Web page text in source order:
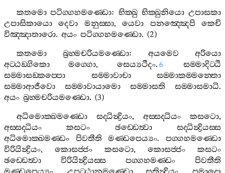
කතමො පටිග‍්ගහමණ‍්ඩො:භික‍්ඛු භික‍්ඛුනියො උපාසකා
උපාසිකායො
දෙවා මනුස‍්සා,යෙවා පනඤ‍්ඤෙපි
කෙචි
විඤ‍්ඤාතාරො. අයං පටිග‍්ගහමණ‍්ඩො. (2)
කතමො
බ්‍රහ‍්මචරියමණ‍්ඩො: අයමෙව
අරියො
අට‍්ඨඞ‍්ගිකො
මග‍්ගො, සෙය්‍යථීදං. 6
සම‍්මාදිට‍්ඨි
සම‍්මාසඞ‍්කප‍්පො
සම‍්මාවාචා
සම‍්මාකම‍්මන‍්තො
සම‍්මාආජීවො
සම‍්මාවායාමො සම‍්මාසති සම‍්මාසමාධි.
අයං බ්‍රහ‍්මචරියමණ‍්ඩො. (3)
අධිමොක‍්ඛමණ‍්ඩො
සද‍්ධින්‍ද්‍රියං, අස‍්සද‍්ධියං කසටො,
අස‍්සද‍්ධියං
කසටං ඡඩ‍්ඩෙත්‍වා
සද‍්ධින්‍ද්‍රියස‍්ස
අධිමොක‍්ඛමණ‍්ඩං
පිවතීති මණ‍්ඩපෙය්‍යං.පග‍්ගහමණ‍්ඩො
විරියින්‍ද්‍රියං, කොසජ‍්ජං කසටො, කොසජ‍්ජං
කසටං
ඡඩ‍්ඩෙත්‍වා
විරියින්‍ද්‍රියස‍්ස පග‍්ගහමණ‍්ඩං
පිවතීති